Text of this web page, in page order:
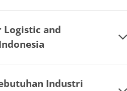
Logistic and
Industri